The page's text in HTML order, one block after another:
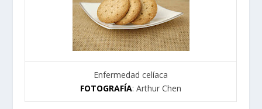
Enfermedad celíaca
FOTOGRAFÍA: Arthur Chen